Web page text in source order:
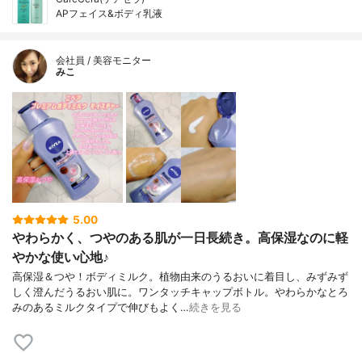
APフェイス&ボディ乳液
会社員 / 美容モニター
みこ
5.00
やわらかく、つやのある肌が一日長続き。高保湿なのに軽
やかな使い心地♪
高保湿＆つや！ボディミルク。植物由来のうるおいに着目し、みずみず
しく澄んだうるおい肌に。ワンタッチキャップボトル。やわらかなとろ
みのあるミルクタイプで伸びもよく…続きを見る